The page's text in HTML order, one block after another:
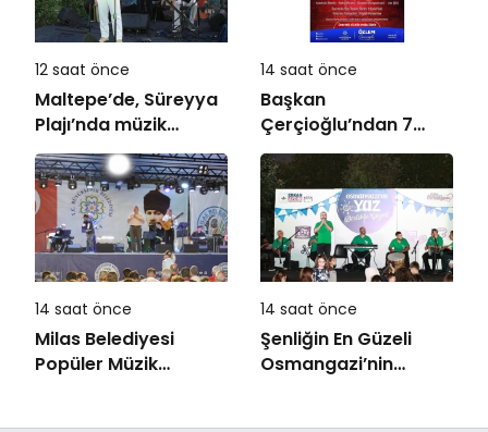
12 saat önce
Maltepe’de, Süreyya
Plajı’nda müzik
ziyafeti
14 saat önce
Başkan
Çerçioğlu’ndan 7
Eylül Temalı Ödüllü
Resim, Şiir ve
Kompozisyon
Yarışması
14 saat önce
Milas Belediyesi
Popüler Müzik
14 saat önce
Şenliğin En Güzeli
Osmangazi’nin